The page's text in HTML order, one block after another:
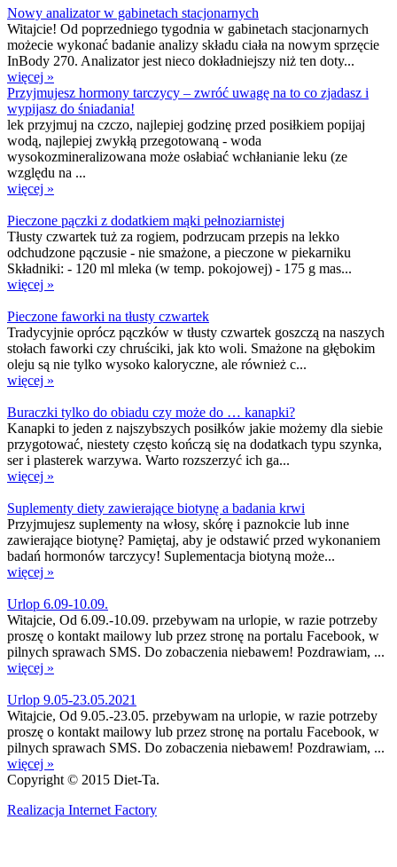
Nowy analizator w gabinetach stacjonarnych
Witajcie! Od poprzedniego tygodnia w gabinetach stacjonarnych
możecie wykonać badanie analizy składu ciała na nowym sprzęcie
InBody 270. Analizator jest nieco dokładniejszy niż ten doty...
więcej »
Przyjmujesz hormony tarczycy – zwróć uwagę na to co zjadasz i
wypijasz do śniadania!
lek przyjmuj na czczo, najlepiej godzinę przed posiłkiem popijaj
wodą, najlepiej zwykłą przegotowaną - woda
wysokozmineralizowana może osłabiać wchłanianie leku (ze
względu na ...
więcej »
Pieczone pączki z dodatkiem mąki pełnoziarnistej
Tłusty czwartek tuż za rogiem, podrzucam przepis na lekko
odchudzone pączusie - nie smażone, a pieczone w piekarniku
Składniki: - 120 ml mleka (w temp. pokojowej) - 175 g mas...
więcej »
Pieczone faworki na tłusty czwartek
Tradycyjnie oprócz pączków w tłusty czwartek goszczą na naszych
stołach faworki czy chruściki, jak kto woli. Smażone na głębokim
oleju są nie tylko wysoko kaloryczne, ale również c...
więcej »
Buraczki tylko do obiadu czy może do … kanapki?
Kanapki to jeden z najszybszych posiłków jakie możemy dla siebie
przygotować, niestety często kończą się na dodatkach typu szynka,
ser i plasterek warzywa. Warto rozszerzyć ich ga...
więcej »
Suplementy diety zawierające biotynę a badania krwi
Przyjmujesz suplementy na włosy, skórę i paznokcie lub inne
zawierające biotynę? Pamiętaj, aby je odstawić przed wykonaniem
badań hormonów tarczycy! Suplementacja biotyną może...
więcej »
Urlop 6.09-10.09.
Witajcie, Od 6.09.-10.09. przebywam na urlopie, w razie potrzeby
proszę o kontakt mailowy lub przez stronę na portalu Facebook, w
pilnych sprawach SMS. Do zobaczenia niebawem! Pozdrawiam, ...
więcej »
Urlop 9.05-23.05.2021
Witajcie, Od 9.05.-23.05. przebywam na urlopie, w razie potrzeby
proszę o kontakt mailowy lub przez stronę na portalu Facebook, w
pilnych sprawach SMS. Do zobaczenia niebawem! Pozdrawiam, ...
więcej »
Copyright © 2015 Diet-Ta.
Realizacja Internet Factory